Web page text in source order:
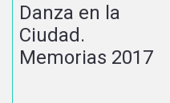
Danza en la
Ciudad.
Memorias 2017